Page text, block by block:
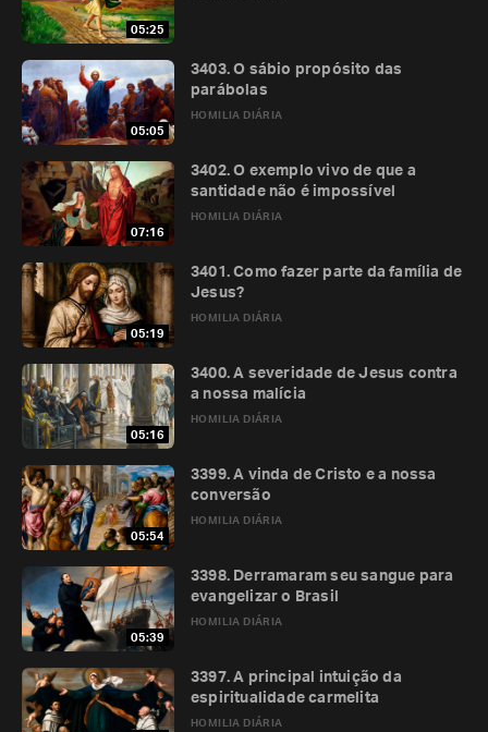
05:25
05:05
HOMILIA DIÁRIA
3403. O sábio propósito das
parábolas
07:16
HOMILIA DIÁRIA
3402. O exemplo vivo de que a
santidade não é impossível
05:19
HOMILIA DIÁRIA
3401. Como fazer parte da família de
Jesus?
05:16
HOMILIA DIÁRIA
3400. A severidade de Jesus contra
a nossa malícia
05:54
HOMILIA DIÁRIA
3399. A vinda de Cristo e a nossa
conversão
05:39
HOMILIA DIÁRIA
3398. Derramaram seu sangue para
evangelizar o Brasil
HOMILIA DIÁRIA
3397. A principal intuição da
espiritualidade carmelita